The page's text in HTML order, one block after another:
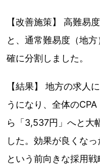
【改善施策】 高難易
と、通常難易度（地
確に分割しました。
【結果】 地方の求人
うになり、全体の
ら「3,537円」へと大
した。効果が良くな
という前向きな採用戦